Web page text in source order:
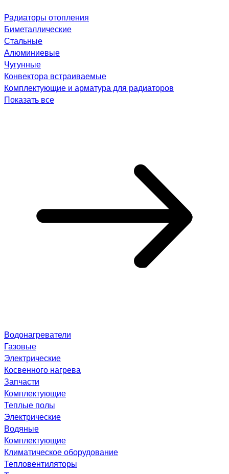
Радиаторы отопления
Биметаллические
Стальные
Алюминиевые
Чугунные
Конвектора встраиваемые
Комплектующие и арматура для радиаторов
Показать все
Водонагреватели
Газовые
Электрические
Косвенного нагрева
Запчасти
Комплектующие
Теплые полы
Электрические
Водяные
Комплектующие
Климатическое оборудование
Тепловентиляторы